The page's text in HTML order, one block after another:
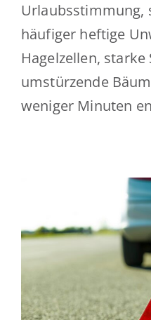
Urlaubsstimmung,
häufiger heftige
Hagelzellen,
umstürzende
weniger Minuten